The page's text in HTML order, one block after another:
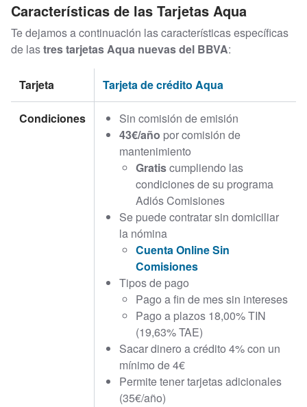
Características de las Tarjetas Aqua
Te dejamos a continuación las características específicas
de lastres tarjetas Aqua nuevas del BBVA:
Tarjeta Tarjeta de crédito Aqua
Condiciones
Sin comisión de emisión
43€/año por comisión de
mantenimiento
Gratiscumpliendo las
condiciones de su programa
Adiós Comisiones
Se puede contratar sin domiciliar
la nómina
Cuenta Online Sin
Comisiones
Tipos de pago
Pago a fin de mes sin intereses
Pago a plazos 18,00% TIN
(19,63% TAE)
Sacar dinero a crédito 4% con un
mínimo de 4€
Permite tener tarjetas adicionales
(35€/año)